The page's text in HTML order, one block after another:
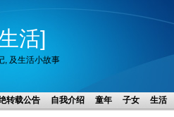
活]
, 及生活小故事
转载公告 自我介绍 童年 子女 生活